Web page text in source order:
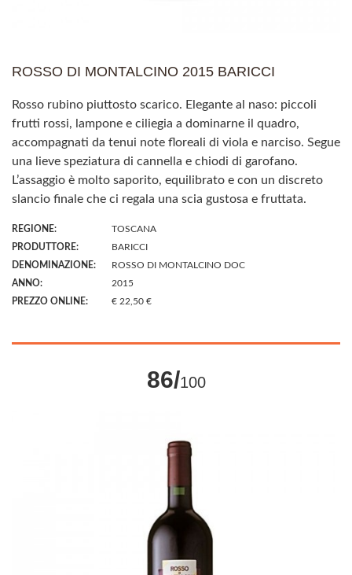
ROSSO DI MONTALCINO 2015 BARICCI
Rosso rubino piuttosto scarico. Elegante al naso: piccoli
frutti rossi, lampone e ciliegia a dominarne il quadro,
accompagnati da tenui note floreali di viola e narciso. Segue
una lieve speziatura di cannella e chiodi di garofano.
L’assaggio è molto saporito, equilibrato e con un discreto
slancio finale che ci regala una scia gustosa e fruttata.
REGIONE:
TOSCANA
PRODUTTORE:
BARICCI
DENOMINAZIONE:
ROSSO DI MONTALCINO DOC
ANNO:
2015
PREZZO ONLINE:
€ 22,50 €
86/100